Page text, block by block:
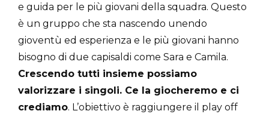
e guida per le più giovani della squadra. Questo
è un gruppo che sta nascendo unendo
gioventù ed esperienza e le più giovani hanno
bisogno di due capisaldi come Sara e Camila.
Crescendo tutti insieme possiamo
valorizzare i singoli. Ce la giocheremo e ci
crediamo. L’obiettivo è raggiungere il play off